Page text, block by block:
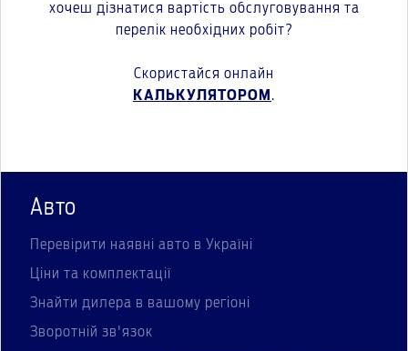
хочеш дізнатися вартість обслуговування та
перелік необхідних робіт?
Скористайся онлайн
КАЛЬКУЛЯТОРОМ .
Авто
Перевірити наявні авто в Україні
Ціни та комплектації
Знайти дилера в вашому регіоні
Зворотній зв'язок